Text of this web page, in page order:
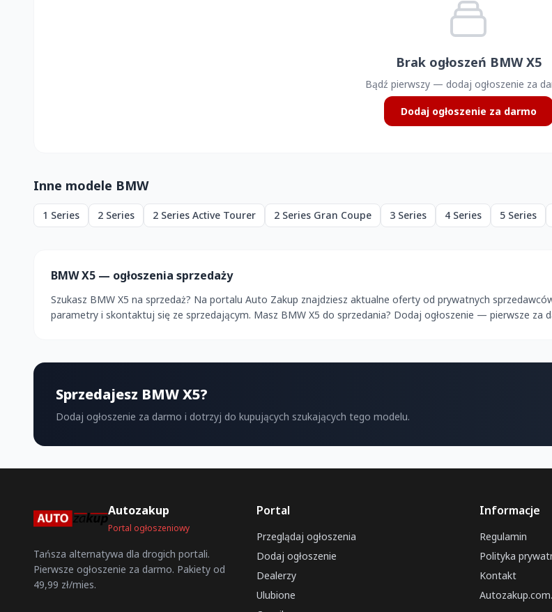
Brak ogłoszeń BMW X5
Bądź pierwszy — dodaj ogłoszenie za
Dodaj ogłoszenie za darmo
Inne modele BMW
1 Series 2 Series 2 Series Active Tourer 2 Series Gran Coupe 3 Series 4 Series 5 Series
BMW X5 — ogłoszenia sprzedaży
Szukasz BMW X5 na sprzedaż? Na portalu Auto Zakup znajdziesz aktualne oferty od prywatnych
parametry i skontaktuj się ze sprzedającym. Masz BMW X5 do sprzedania? Dodaj ogłoszenie — pierwsze za
Sprzedajesz BMW X5?
Dodaj ogłoszenie za darmo i dotrzyj do kupujących szukających tego modelu.
Autozakup
Portal ogłoszeniowy
Tańsza alternatywa dla drogich portali.
Pierwsze ogłoszenie za darmo. Pakiety od
49,99 zł/mies.
Portal
Przeglądaj ogłoszenia
Dodaj ogłoszenie
Dealerzy
Ulubione
Informacje
Regulamin
Polityka
Kontakt